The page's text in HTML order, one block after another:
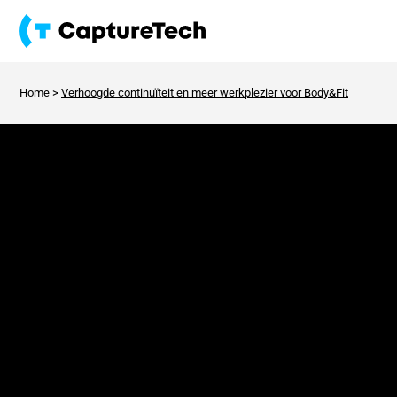
Home > Verhoogde continuïteit en meer werkplezier voor Body&Fit